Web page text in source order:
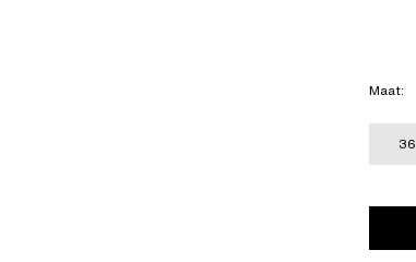
Maat:
36